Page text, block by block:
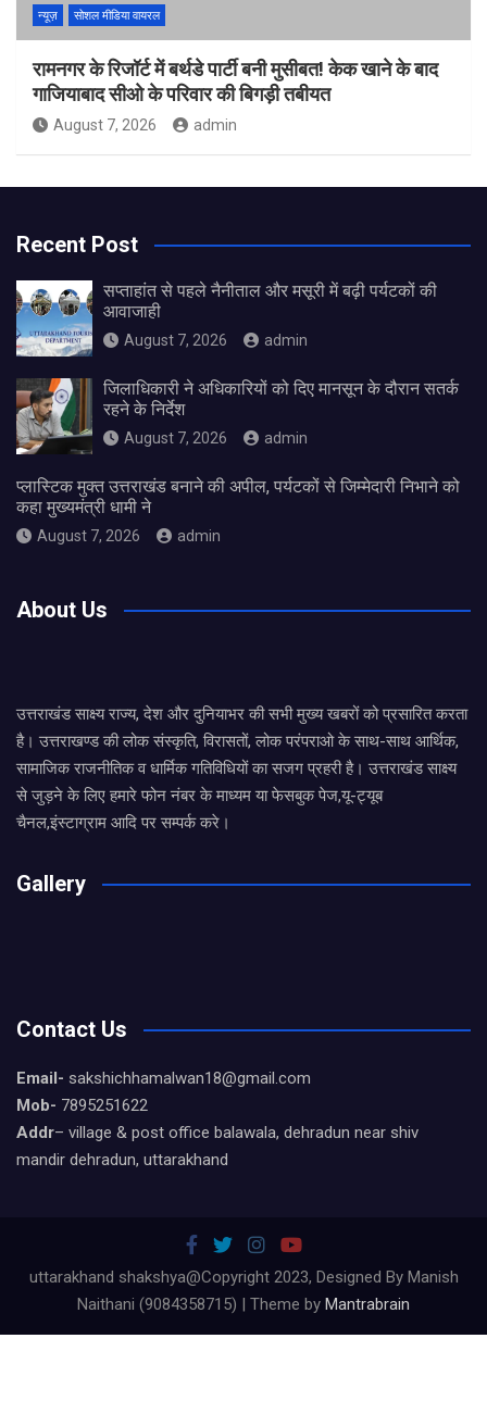
न्यूज़
सोशल मीडिया वायरल
रामनगर के रिजॉर्ट में बर्थडे पार्टी बनी मुसीबत! केक खाने के बाद
गाजियाबाद सीओ के परिवार की बिगड़ी तबीयत
August 7, 2026 admin
Recent Post
सप्ताहांत से पहले नैनीताल और मसूरी में बढ़ी पर्यटकों की
आवाजाही
August 7, 2026 admin
जिलाधिकारी ने अधिकारियों को दिए मानसून के दौरान सतर्क
रहने के निर्देश
August 7, 2026 admin
प्लास्टिक मुक्त उत्तराखंड बनाने की अपील, पर्यटकों से जिम्मेदारी निभाने को
कहा मुख्यमंत्री धामी ने
August 7, 2026 admin
About Us
उत्तराखंड साक्ष्य राज्य, देश और दुनियाभर की सभी मुख्य खबरों को प्रसारित करता
है। उत्तराखण्ड की लोक संस्कृति, विरासतों, लोक परंपराओ के साथ-साथ आर्थिक,
सामाजिक राजनीतिक व धार्मिक गतिविधियों का सजग प्रहरी है। उत्तराखंड साक्ष्य
से जुड़ने के लिए हमारे फोन नंबर के माध्यम या फेसबुक पेज,यू-ट्यूब
चैनल,इंस्टाग्राम आदि पर सम्पर्क करे।
Gallery
Contact Us
Email- sakshichhamalwan18@gmail.com
Mob- 7895251622
Addr– village & post office balawala, dehradun near shiv
mandir dehradun, uttarakhand
uttarakhand shakshya@Copyright 2023, Designed By Manish
Naithani (9084358715) | Theme by Mantrabrain